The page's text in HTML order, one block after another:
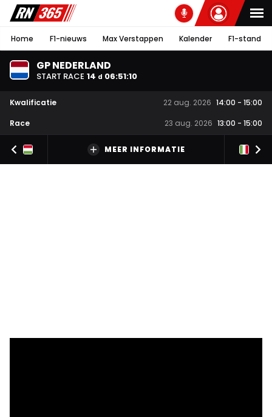
Home F1-nieuws Max Verstappen Kalender F1-stand
GP NEDERLAND
START RACE 14 d 06:51:09
Kwalificatie 22 aug. 2026 14:00 - 15:00
Race
23 aug. 2026 13:00 - 15:00
MEER INFORMATIE